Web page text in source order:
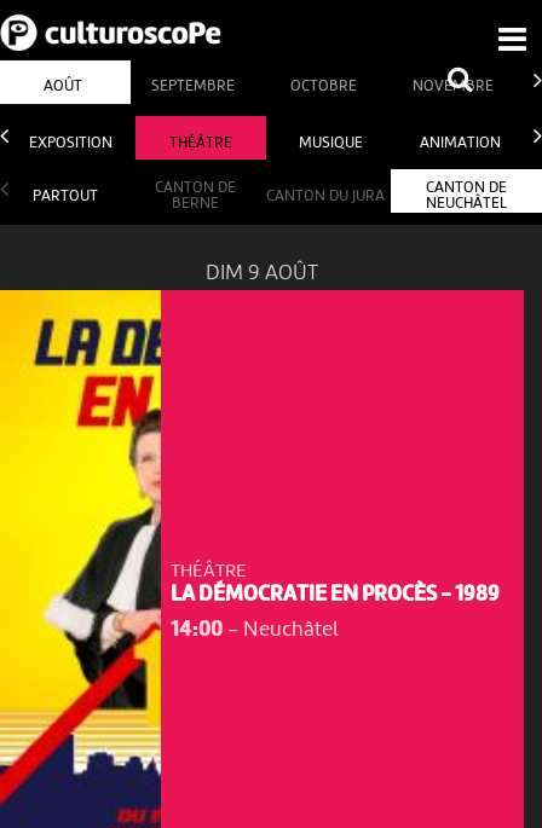
AOÛT SEPTEMBRE OCTOBRE NOVEMBRE
EXPOSITION THÉÂTRE MUSIQUE ANIMATION
PARTOUT
CANTON DE
BERNE
CANTON DU JURA
CANTON DE
NEUCHÂTEL
DIM 9 AOÛT
THÉÂTRE
LA DÉMOCRATIE EN PROCÈS - 1989
14:00- Neuchâtel